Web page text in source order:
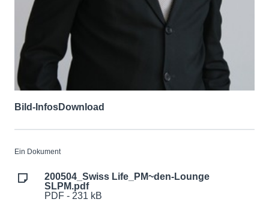
Bild-InfosDownload
Ein Dokument
200504_Swiss Life_PM~den-Lounge
SLPM.pdf
PDF - 231 kB